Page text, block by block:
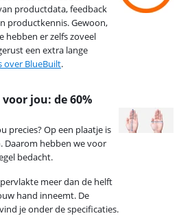
jou: de 60%
precies? Op een plaatje is
Daarom hebben we voor
bedacht.
meer dan de helft
hand inneemt. De
je onder de specificaties.
productdata, feedback
productkennis. Gewoon,
hebben er zelfs zoveel
een extra lange
over BlueBuilt.